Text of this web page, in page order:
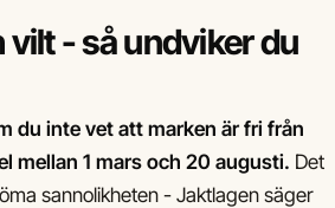
vilt - så undviker du
du inte vet att marken är fri från
mellan 1 mars och 20 augusti. Det
sannolikheten - Jaktlagen säger